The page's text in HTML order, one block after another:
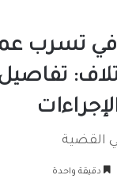
في تسرب
القضية
دقيقة واحدة